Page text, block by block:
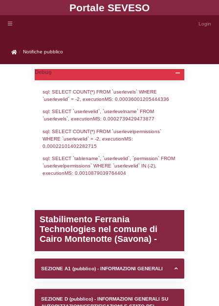
Portale
Notifiche pubblico
Notifiche pubblico
Debug
sql: SELECT COUNT(*) FROM `userlevels`
sql: SELECT `userlevelid`, `userlevelname`
0.00022101402282715
sql: SELECT `tablename`, `userlevelid`,
executionMS: 0.0010879039764404